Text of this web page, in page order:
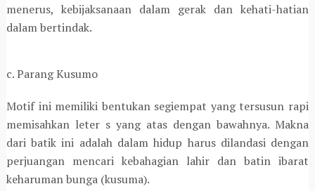
menerus, kebijaksanaan dalam gerak dan kehati-hatian
dalam bertindak.
c. Parang Kusumo
Motif ini memiliki bentukan segiempat yang tersusun rapi
memisahkan leter s yang atas dengan bawahnya. Makna
dari batik ini adalah dalam hidup harus dilandasi dengan
perjuangan mencari kebahagian lahir dan batin ibarat
keharuman bunga (kusuma).